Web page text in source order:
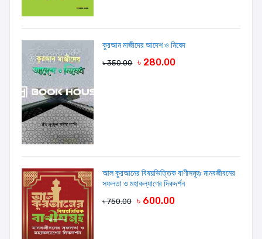
কুরআন মাজীদের আদেশ ও নিষেদ
৳ 350.00 ৳ 280.00
আল কুরআনের বিষয়ভিত্তিক বাণীসমূহঃ মানবজীবনের
সফলতা ও মহাকল্যাণের দিকদর্শন
৳ 750.00 ৳ 600.00